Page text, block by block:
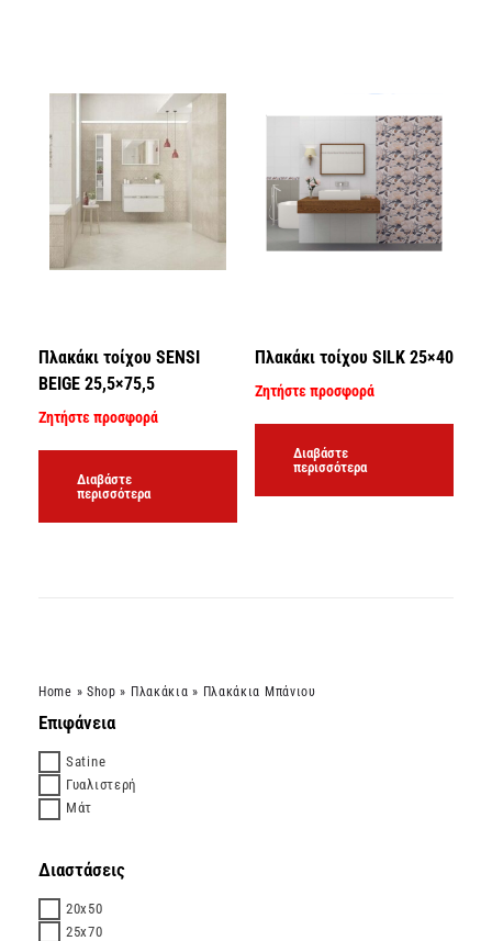
Πλακάκι τοίχου SENSI
BEIGE 25,5×75,5
Ζητήστε προσφορά
Διαβάστε
περισσότερα
Πλακάκι τοίχου SILK 25×40
Ζητήστε προσφορά
Διαβάστε
περισσότερα
Home » Shop » Πλακάκια » Πλακάκια Μπάνιου
Επιφάνεια
Satine
Γυαλιστερή
Μάτ
Διαστάσεις
20x50
25x70